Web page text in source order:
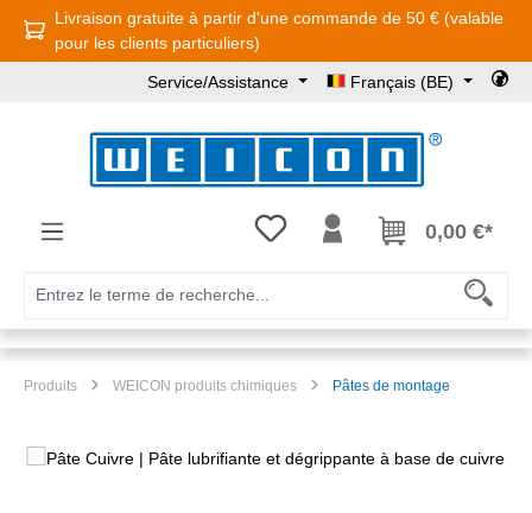
Passer au contenu principal
Livraison gratuite à partir d'une commande de 50 € (valable
pour les clients particuliers)
Service/Assistance Français (BE)
Vous avez 0 articles dans votre
0,00 €*
Produits WEICON produits chimiques Pâtes de montage
Ignorer la galerie d'images